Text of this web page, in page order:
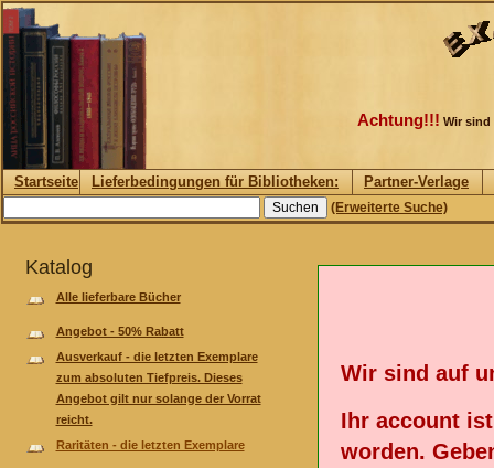
Achtung!!! Wir sind
Startseite Lieferbedingungen für Bibliotheken: Partner-Verlage
(Erweiterte Suche)
Katalog
Alle lieferbare Bücher
Angebot - 50% Rabatt
Ausverkauf - die letzten Exemplare
zum absoluten Tiefpreis. Dieses
Angebot gilt nur solange der Vorrat
reicht.
Raritäten - die letzten Exemplare
Wir sind auf
Ihr account
worden.